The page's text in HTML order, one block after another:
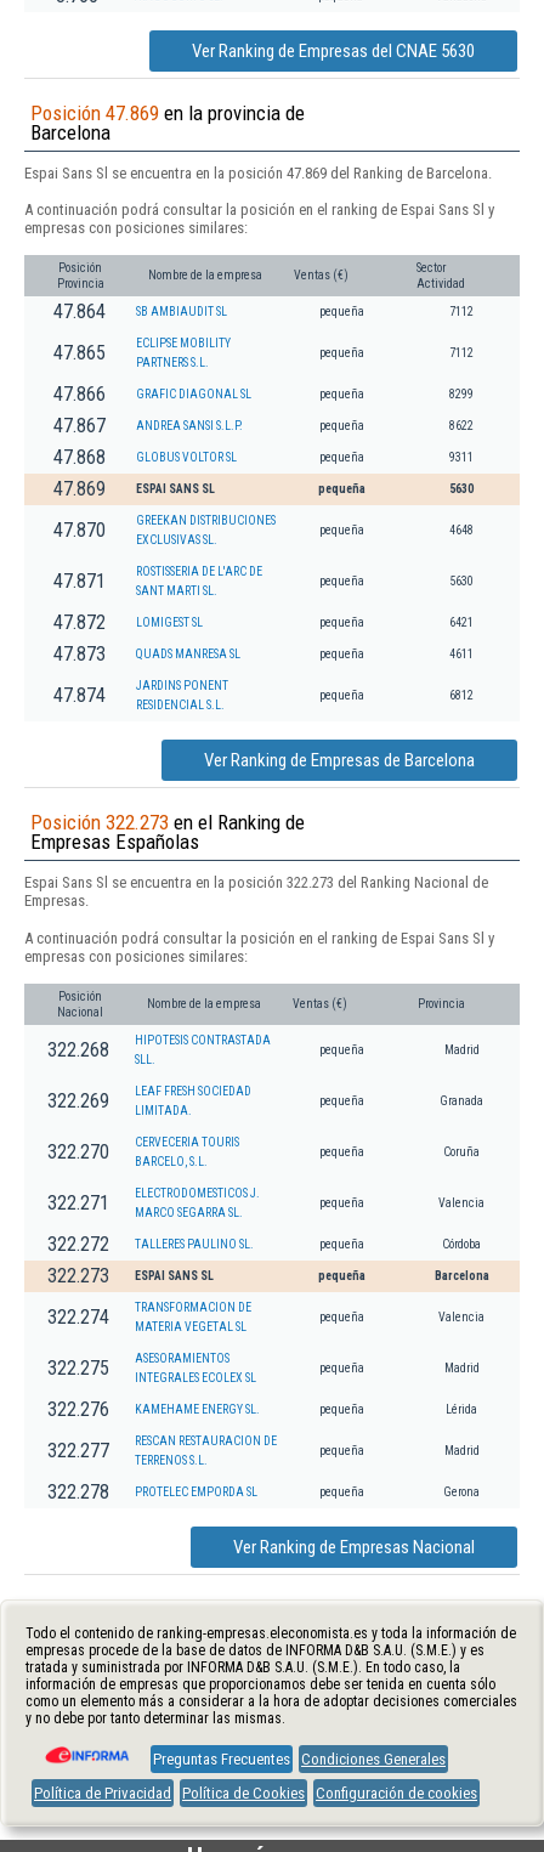
Ver Ranking de Empresas del CNAE 5630
Posición 47.869 en la provincia de
Barcelona
Espai Sans Sl se encuentra en la posición 47.869 del Ranking de Barcelona.
A continuación podrá consultar la posición en el ranking de Espai Sans Sl y
empresas con posiciones similares:
Posición
Provincia
Nombre de la empresa Ventas (€)
Sector
Actividad
47.864 SB AMBIAUDIT SL pequeña 7112
47.865
ECLIPSE MOBILITY
PARTNERS S.L.
pequeña 7112
47.866 GRAFIC DIAGONAL SL pequeña 8299
47.867 ANDREA SANSI S.L.P. pequeña 8622
47.868 GLOBUS VOLTOR SL pequeña 9311
47.869 ESPAI SANS SL pequeña 5630
47.870
GREEKAN DISTRIBUCIONES
EXCLUSIVAS SL.
pequeña 4648
47.871
ROSTISSERIA DE L'ARC DE
SANT MARTI SL.
pequeña 5630
47.872 LOMIGEST SL pequeña 6421
47.873 QUADS MANRESA SL pequeña 4611
47.874
JARDINS PONENT
RESIDENCIAL S.L.
pequeña 6812
Ver Ranking de Empresas de Barcelona
Posición 322.273 en el Ranking de
Empresas Españolas
Espai Sans Sl se encuentra en la posición 322.273 del Ranking Nacional de
Empresas.
A continuación podrá consultar la posición en el ranking de Espai Sans Sl y
empresas con posiciones similares:
Posición
Nacional
Nombre de la empresa Ventas (€) Provincia
322.268
HIPOTESIS CONTRASTADA
SLL.
pequeña Madrid
322.269
LEAF FRESH SOCIEDAD
LIMITADA.
pequeña Granada
322.270
CERVECERIA TOURIS
BARCELO, S.L.
pequeña Coruña
322.271
ELECTRODOMESTICOS J.
MARCO SEGARRA SL.
pequeña Valencia
322.272 TALLERES PAULINO SL. pequeña Córdoba
322.273 ESPAI SANS SL pequeña Barcelona
322.274
TRANSFORMACION DE
MATERIA VEGETAL SL
pequeña Valencia
322.275
ASESORAMIENTOS
INTEGRALES ECOLEX SL
pequeña Madrid
322.276 KAMEHAME ENERGY SL. pequeña Lérida
322.277
RESCAN RESTAURACION DE
TERRENOS S.L.
pequeña Madrid
322.278 PROTELEC EMPORDA SL pequeña Gerona
Ver Ranking de Empresas Nacional
Todo el contenido de ranking-empresas.eleconomista.es y toda la información de
empresas procede de la base de datos de INFORMA D&B S.A.U. (S.M.E.) y es
tratada y suministrada por INFORMA D&B S.A.U. (S.M.E.). En todo caso, la
información de empresas que proporcionamos debe ser tenida en cuenta sólo
como un elemento más a considerar a la hora de adoptar decisiones comerciales
y no debe por tanto determinar las mismas.
Preguntas Frecuentes Condiciones Generales
Política de Privacidad
Política de Cookies Configuración de cookies